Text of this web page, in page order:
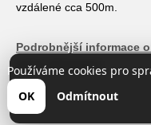
vzdálené cca 500m.
Podrobnější informace
sekci informace
© 2026 Pension Gábi
Používáme cookies pro
OK
Odmítnout